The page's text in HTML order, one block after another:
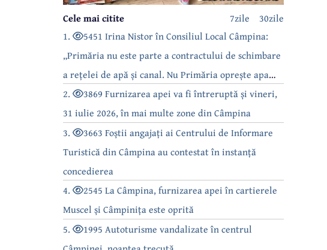
30zile
7zile
Cele mai citite
1.
5451 Irina Nistor în Consiliul Local Câmpina:
„Primăria nu este parte a contractului de schimbare
a rețelei de apă și canal. Nu Primăria oprește apa
câmpinenilor!”
2.
3869 Furnizarea apei va fi întreruptă și vineri,
31 iulie 2026, în mai multe zone din Câmpina
3.
3663 Foștii angajați ai Centrului de Informare
Turistică din Câmpina au contestat în instanță
concedierea
4.
2545 La Câmpina, furnizarea apei în cartierele
Muscel și Câmpinița este oprită
5.
1995 Autoturisme vandalizate în centrul